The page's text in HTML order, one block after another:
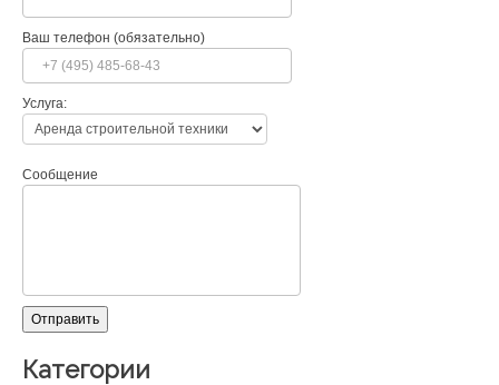
Ваш телефон (обязательно)
Услуга:
Сообщение
Категории